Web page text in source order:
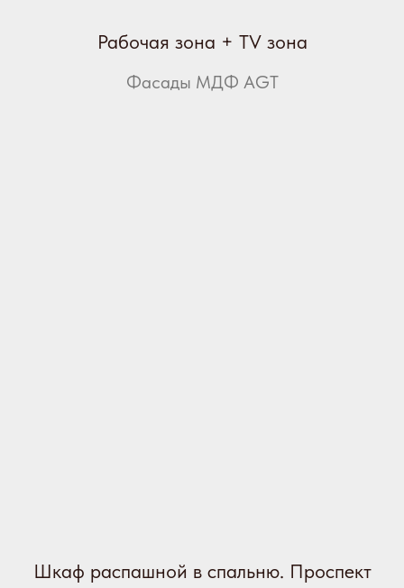
Рабочая зона + TV зона
Фасады МДФ AGT
Шкаф распашной в спальню. Проспект